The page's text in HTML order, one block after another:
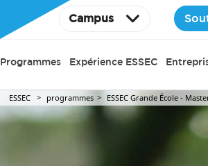
Campus
Programmes Expérience ESSEC
ESSEC programmes ESSEC Grande École -